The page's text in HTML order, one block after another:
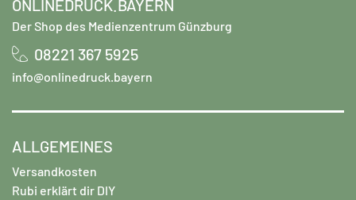
ONLINEDRUCK.BAYERN
Der Shop des Medienzentrum Günzburg
08221 367 5925
info@onlinedruck.bayern
ALLGEMEINES
Versandkosten
Rubi erklärt dir DIY